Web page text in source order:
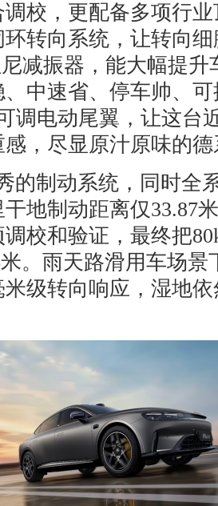
校，更配备多项行
转向系统，让转向
减振器，能大幅提
中速省、停车帅、
调电动尾翼，让这台
，尽显原汁原味的
的制动系统，同时全
地制动距离仅33.87
校和验证，最终把
。雨天路滑用车场景
级转向响应，湿地